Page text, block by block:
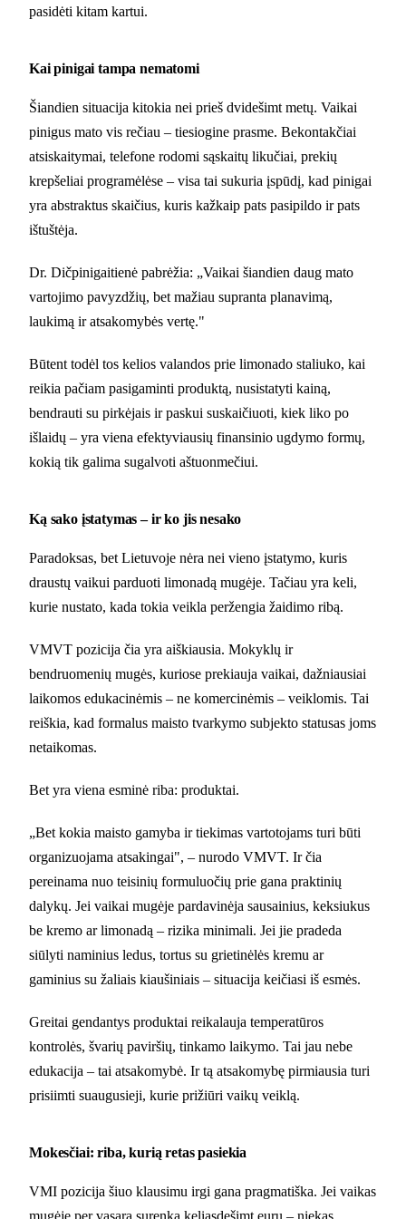
pasidėti kitam kartui.
Kai pinigai tampa nematomi
Šiandien situacija kitokia nei prieš dvidešimt metų. Vaikai
pinigus mato vis rečiau – tiesiogine prasme. Bekontakčiai
atsiskaitymai, telefone rodomi sąskaitų likučiai, prekių
krepšeliai programėlėse – visa tai sukuria įspūdį, kad pinigai
yra abstraktus skaičius, kuris kažkaip pats pasipildo ir pats
ištuštėja.
Dr. Dičpinigaitienė pabrėžia: „Vaikai šiandien daug mato
vartojimo pavyzdžių, bet mažiau supranta planavimą,
laukimą ir atsakomybės vertę."
Būtent todėl tos kelios valandos prie limonado staliuko, kai
reikia pačiam pasigaminti produktą, nusistatyti kainą,
bendrauti su pirkėjais ir paskui suskaičiuoti, kiek liko po
išlaidų – yra viena efektyviausių finansinio ugdymo formų,
kokią tik galima sugalvoti aštuonmečiui.
Ką sako įstatymas – ir ko jis nesako
Paradoksas, bet Lietuvoje nėra nei vieno įstatymo, kuris
draustų vaikui parduoti limonadą mugėje. Tačiau yra keli,
kurie nustato, kada tokia veikla peržengia žaidimo ribą.
VMVT pozicija čia yra aiškiausia. Mokyklų ir
bendruomenių mugės, kuriose prekiauja vaikai, dažniausiai
laikomos edukacinėmis – ne komercinėmis – veiklomis. Tai
reiškia, kad formalus maisto tvarkymo subjekto statusas joms
netaikomas.
Bet yra viena esminė riba: produktai.
„Bet kokia maisto gamyba ir tiekimas vartotojams turi būti
organizuojama atsakingai", – nurodo VMVT. Ir čia
pereinama nuo teisinių formuluočių prie gana praktinių
dalykų. Jei vaikai mugėje pardavinėja sausainius, keksiukus
be kremo ar limonadą – rizika minimali. Jei jie pradeda
siūlyti naminius ledus, tortus su grietinėlės kremu ar
gaminius su žaliais kiaušiniais – situacija keičiasi iš esmės.
Greitai gendantys produktai reikalauja temperatūros
kontrolės, švarių paviršių, tinkamo laikymo. Tai jau nebe
edukacija – tai atsakomybė. Ir tą atsakomybę pirmiausia turi
prisiimti suaugusieji, kurie prižiūri vaikų veiklą.
Mokesčiai: riba, kurią retas pasiekia
VMI pozicija šiuo klausimu irgi gana pragmatiška. Jei vaikas
mugėje per vasarą surenka keliasdešimt eurų – niekas